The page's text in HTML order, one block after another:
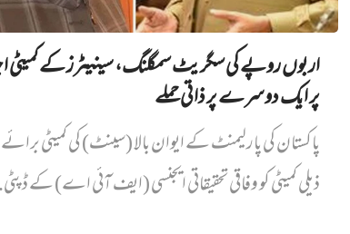
اربوں روپے کی سگریٹ سمگلنگ، سینیٹرز کے کمیٹی
پر ایک دوسرے پر ذاتی حملے
پاکستان کی پارلیمنٹ کے ایوان بالا (سینٹ) کی کمیٹی برائے
ذیلی کمیٹی کو وفاقی تحقیقاتی ایجنسی (ایف آئی اے) کے